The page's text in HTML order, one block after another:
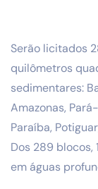
Serão licitados
quilômetros
sedimentares:
Amazonas,
Paraíba,
Dos 289 blocos,
em águas